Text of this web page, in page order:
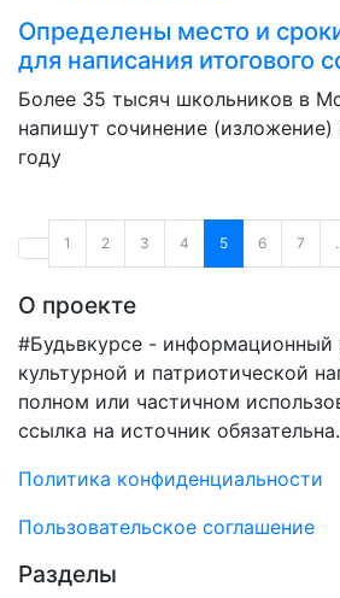
Определены место и
для написания итогового
Более 35 тысяч школьников в
напишут сочинение
году
1 2 3 4 5 6 7
О проекте
#Будьвкурсе - информационный
культурной и патриотической
полном или частичном
ссылка на источник обязательна.
Политика конфиденциальности
Пользовательское соглашение
Разделы